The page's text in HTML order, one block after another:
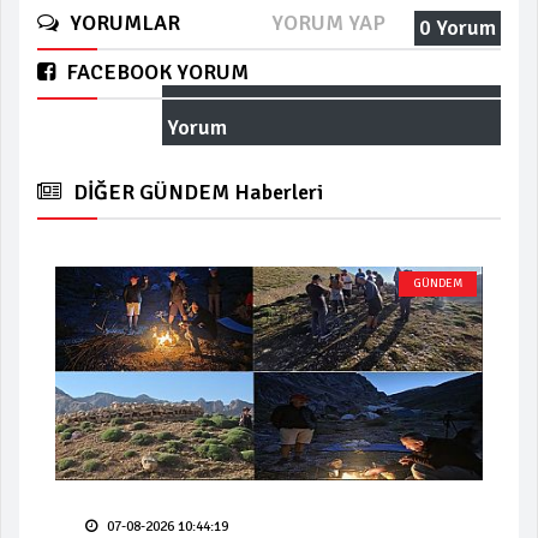
YORUMLAR 0 Yorum
YORUM YAP
FACEBOOK YORUM
Yorum
DİĞER GÜNDEM Haberleri
GÜNDEM
07-08-2026 10:44:19